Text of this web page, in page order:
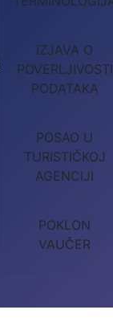
IZJAVA O
POVERLJIVOSTI
PODATAKA
POSAO U
TURISTIČKOJ
AGENCIJI
POKLON
VAUČER